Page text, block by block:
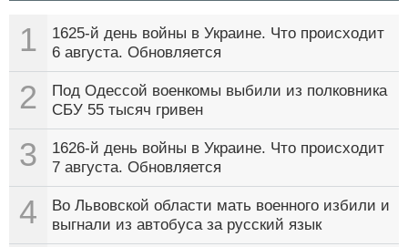
1
1625-й день войны в Украине. Что происходит
6 августа. Обновляется
2
Под Одессой военкомы выбили из полковника
СБУ 55 тысяч гривен
3
1626-й день войны в Украине. Что происходит
7 августа. Обновляется
4
Во Львовской области мать военного избили и
выгнали из автобуса за русский язык